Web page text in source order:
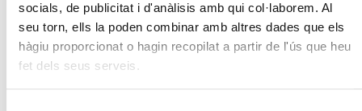
socials, de publicitat i d'anàlisis amb qui col·laborem. Al
seu torn, ells la poden combinar amb altres dades que els
hàgiu proporcionat o hagin recopilat a partir de l'ús que heu
fet dels seus serveis.